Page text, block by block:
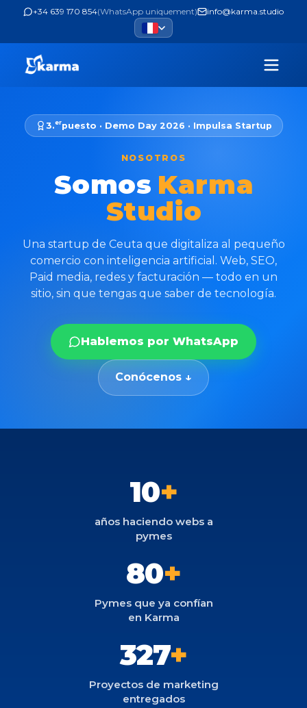
+34 639 170 854(WhatsApp uniquement) info@karma.studio
3.erpuesto · Demo Day 2026 · Impulsa Startup
NOSOTROS
Somos Karma
Studio
Una startup de Ceuta que digitaliza al pequeño
comercio con inteligencia artificial. Web, SEO,
Paid media, redes y facturación — todo en un
sitio, sin que tengas que saber de tecnología.
Hablemos por WhatsApp
Conócenos ↓
10+
años haciendo webs a
pymes
80+
Pymes que ya confían
en Karma
327+
Proyectos de marketing
entregados